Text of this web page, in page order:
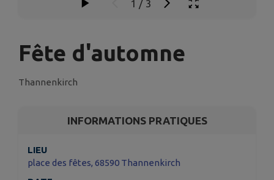
1 / 3
Fête d'automne
Thannenkirch
INFORMATIONS PRATIQUES
LIEU
place des fêtes, 68590 Thannenkirch